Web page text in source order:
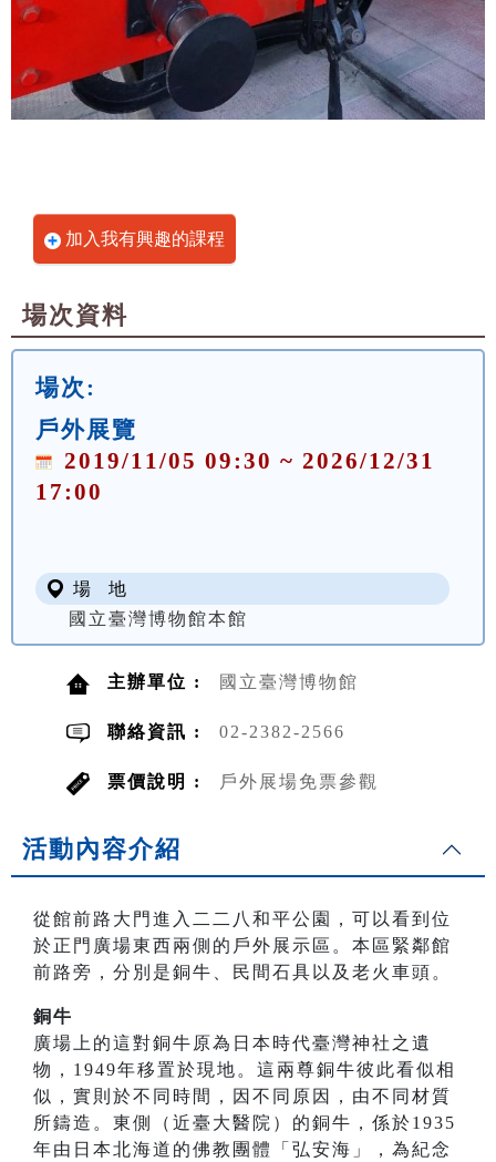
加入我有興趣的課程
場次資料
場次:
戶外展覽
2019/11/05 09:30 ~ 2026/12/31
17:00
場 地
國立臺灣博物館本館
主辦單位 : 國立臺灣博物館
聯絡資訊 : 02-2382-2566
票價說明 : 戶外展場免票參觀
活動內容介紹
從館前路大門進入二二八和平公園，可以看到位
於正門廣場東西兩側的戶外展示區。本區緊鄰館
前路旁，分別是銅牛、民間石具以及老火車頭。
銅牛
廣場上的這對銅牛原為日本時代臺灣神社之遺
物，1949年移置於現地。這兩尊銅牛彼此看似相
似，實則於不同時間，因不同原因，由不同材質
所鑄造。東側（近臺大醫院）的銅牛，係於1935
年由日本北海道的佛教團體「弘安海」，為紀念